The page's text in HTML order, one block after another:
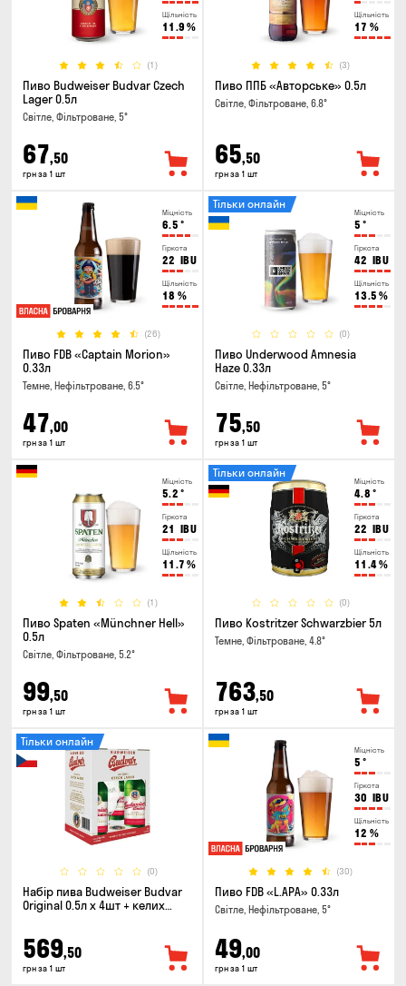
Щільність
11.9 %
(1)
Пиво Budweiser Budvar Czech
Lager 0.5л
Світле, Фільтроване, 5°
67,50
грн за 1 шт
Щільність
17 %
(3)
Пиво ППБ «Авторське» 0.5л
Світле, Фільтроване, 6.8°
65,50
грн за 1 шт
Міцність
6.5 °
Гіркота
22 IBU
Щільність
18 %
(26)
Пиво FDB «Captain Morion»
0.33л
Темне, Нефільтроване, 6.5°
47,00
грн за 1 шт
Міцність
5 °
Гіркота
42 IBU
Щільність
13.5 %
(0)
Тільки онлайн
Пиво Underwood Amnesia
Haze 0.33л
Світле, Нефільтроване, 5°
75,50
грн за 1 шт
Міцність
5.2 °
Гіркота
21 IBU
Щільність
11.7 %
(1)
Пиво Spaten «Münchner Hell»
0.5л
Світле, Фільтроване, 5.2°
99,50
грн за 1 шт
Міцність
4.8 °
Гіркота
22 IBU
Щільність
11.4%
(0)
Тільки онлайн
Пиво Kostritzer Schwarzbier 5л
Темне, Фільтроване, 4.8°
763,50
грн за 1 шт
(0)
Тільки онлайн
Набір пива Budweiser Budvar
Original 0.5л х 4шт + келих
569,50
грн за 1 шт
Міцність
5 °
Гіркота
30 IBU
Щільність
12 %
(30)
Пиво FDB «L.APA» 0.33л
Світле, Нефільтроване, 5°
49,00
грн за 1 шт